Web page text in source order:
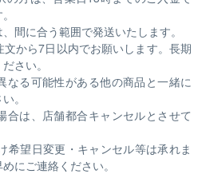
間に合う範囲で発送いたします。
から7日以内でお願いします。長期
さい。
なる可能性がある他の商品と一緒に
。
合は、店舗都合キャンセルとさせて
希望日変更・キャンセル等は承れま
にご連絡ください。